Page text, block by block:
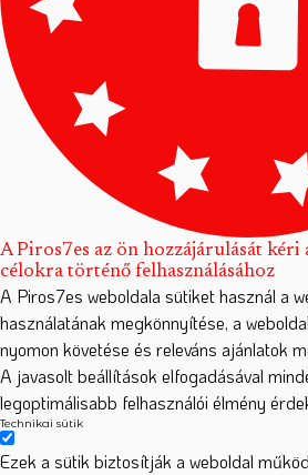
A Piros7es az ön hozzájárulását kéri
célokra történő felhasználásához
A Piros7es weboldala sütiket használ a
használatának megkönnyítése, a
nyomon követése és releváns ajánlatok
A javasolt beállítások elfogadásával
legoptimálisabb felhasználói élmény
Technikai sütik
Ezek a sütik biztosítják a weboldal